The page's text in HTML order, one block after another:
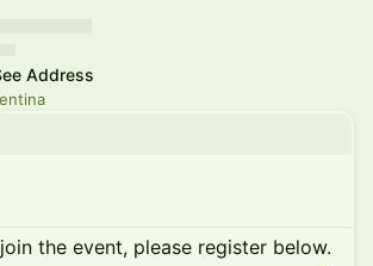
Address
the event, please register below.